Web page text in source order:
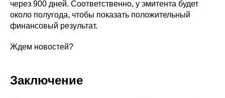
через 900 дней. Соответственно, у эмитента будет
около полугода, чтобы показать положительный
финансовый результат.
Ждем новостей?
Заключение